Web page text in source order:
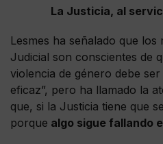
La Justicia, al
Lesmes ha señalado que los
Judicial son conscientes de
violencia de género debe
eficaz”, pero ha llamado la
que, si la Justicia tiene que
porque algo sigue fallando